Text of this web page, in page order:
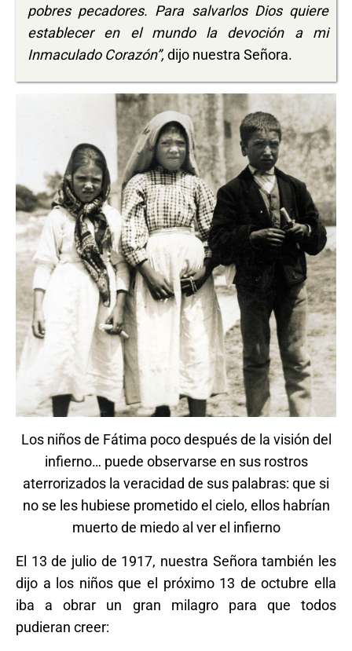
pobres pecadores. Para salvarlos Dios quiere
establecer en el mundo la devoción a mi
Inmaculado Corazón”, dijo nuestra Señora.
Los niños de Fátima poco después de la visión del
infierno… puede observarse en sus rostros
aterrorizados la veracidad de sus palabras: que si
no se les hubiese prometido el cielo, ellos habrían
muerto de miedo al ver el infierno
El 13 de julio de 1917, nuestra Señora también les
dijo a los niños que el próximo 13 de octubre ella
iba a obrar un gran milagro para que todos
pudieran creer: